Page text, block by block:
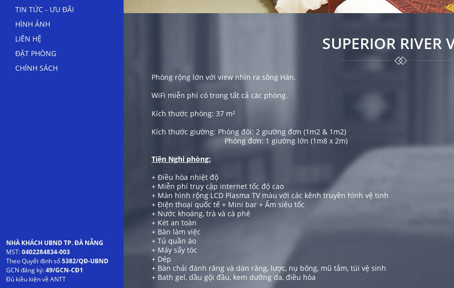
TIN TỨC - ƯU ĐÃI
HÌNH ẢNH
LIÊN HỆ
ĐẶT PHÒNG
CHÍNH SÁCH
NHÀ KHÁCH UBND TP. ĐÀ NẴNG
MST:0402284834-003
Theo Quyết định số5382/QĐ-UBND
GCN đăng ký:49/GCN-CĐ1
Đủ kiều kiện về ANTT
SUPERIOR RIVER
Phòng rộng lớn với view nhìn ra sông Hàn.
WiFi miễn phí có trong tất cả các phòng.
Kích thước phòng: 37 m²
Kích thước giường: Phòng đôi: 2 giường đơn (1m2 & 1m2)
Phòng đơn: 1 giường lớn (1m8 x 2m)
Tiện Nghi phòng:
+ Điều hòa nhiệt độ
+ Miễn phí truy cập internet tốc độ cao
+ Màn hình rộng LCD Plasma TV màu với các kênh truyền hình vệ tinh
+ Điện thoại quốc tế + Mini bar + Ấm siêu tốc
+ Nước khoáng, trà và cà phê
+ Két an toàn
+ Bàn làm việc
+ Tủ quần áo
+ Máy sấy tóc
+ Dép
+ Bàn chải đánh răng và dán răng, lược, nụ bông, mũ tắm, túi vệ sinh
+ Bath gel, dầu gội đầu, kem dưỡng da, điều hòa